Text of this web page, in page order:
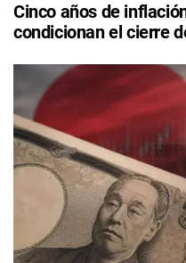
Cinco años de
condicionan el cierre